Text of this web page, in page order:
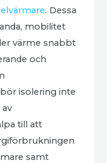
. Dessa
mobilitet
värme snabbt
och
isolering inte
till att
samt